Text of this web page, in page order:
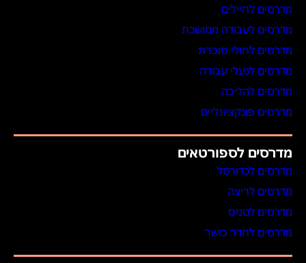
מדרסים לחיילים
מדרסים לעבודה ממושכת
מדרסים לחולי סוכרת
מדרסים לנעלי עבודה
מדרסים להליכה
מדרסים פונקציונליים
מדרסים לספורטאים
מדרסים לכדורסל
מדרסים לריצה
מדרסים לטניס
מדרסים לחדר כושר